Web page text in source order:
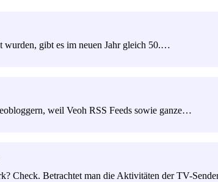
wurden, gibt es im neuen Jahr gleich 50.…
weil Veoh RSS Feeds sowie ganze…
Check. Betrachtet man die Aktivitäten der TV-